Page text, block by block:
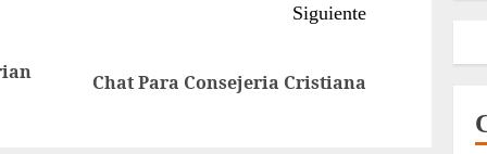
Entrada
Siguiente
SiguienteChat Para Consejeria Cristiana